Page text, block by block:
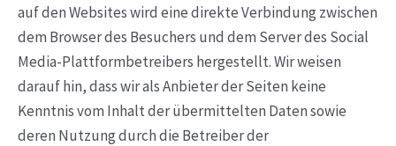
auf den Websites wird eine direkte Verbindung zwischen
dem Browser des Besuchers und dem Server des Social
Media-Plattformbetreibers hergestellt. Wir weisen
darauf hin, dass wir als Anbieter der Seiten keine
Kenntnis vom Inhalt der übermittelten Daten sowie
deren Nutzung durch die Betreiber der